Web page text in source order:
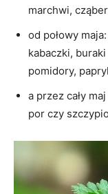
marchwi,
od połowy
kabaczki,
pomidory,
a przez cały
por czy